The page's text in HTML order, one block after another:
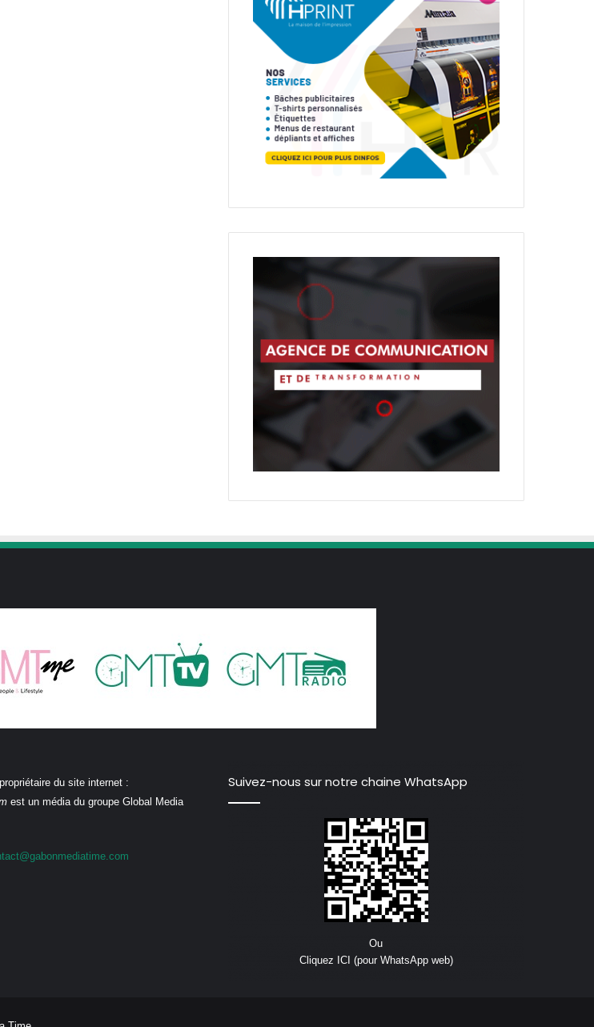
du site internet :
est un média du groupe Global Media
Suivez-nous sur notre chaine WhatsApp
Ou
Cliquez ICI (pour WhatsApp web)